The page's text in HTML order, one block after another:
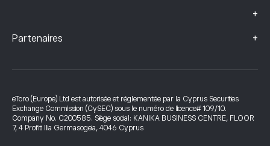
+
Partenaires +
eToro (Europe) Ltd est autorisée et réglementée par la Cyprus Securities
Exchange Commission (CySEC) sous le numéro de licence# 109/10.
Company No. C200585. Siège social: KANIKA BUSINESS CENTRE, FLOOR
7, 4 Profiti Ilia Germasogeia, 4046 Cyprus